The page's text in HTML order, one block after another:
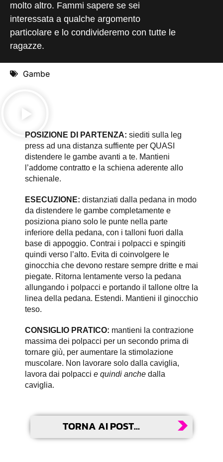
molto altro. Fammi sapere se sei
interessata a qualche argomento
particolare e lo condivideremo con tutte le
ragazze.
Gambe
POSIZIONE DI PARTENZA: siediti sulla leg
press ad una distanza suffiente per QUASI
distendere le gambe avanti a te. Mantieni
l’addome contratto e la schiena aderente allo
schienale.
ESECUZIONE: distanziati dalla pedana in modo
da distendere le gambe completamente e
posiziona piano solo le punte nella parte
inferiore della pedana, con i talloni fuori dalla
base di appoggio. Contrai i polpacci e spingiti
quindi verso l’alto. Evita di coinvolgere le
ginocchia che devono restare sempre dritte e mai
piegate. Ritorna lentamente verso la pedana
allungando i polpacci e portando il tallone oltre la
linea della pedana. Estendi. Mantieni il ginocchio
teso.
CONSIGLIO PRATICO: mantieni la contrazione
massima dei polpacci per un secondo prima di
tornare giù, per aumentare la stimolazione
muscolare. Non lavorare solo dalla caviglia,
lavora dai polpacci e quindi anche dalla
caviglia.
TORNA AI POST...